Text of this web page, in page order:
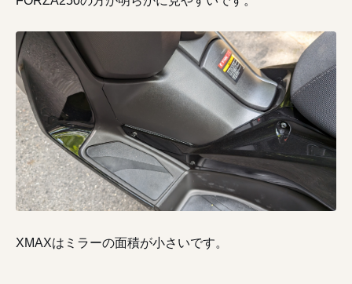
XMAXはミラーの面積が小さいです。